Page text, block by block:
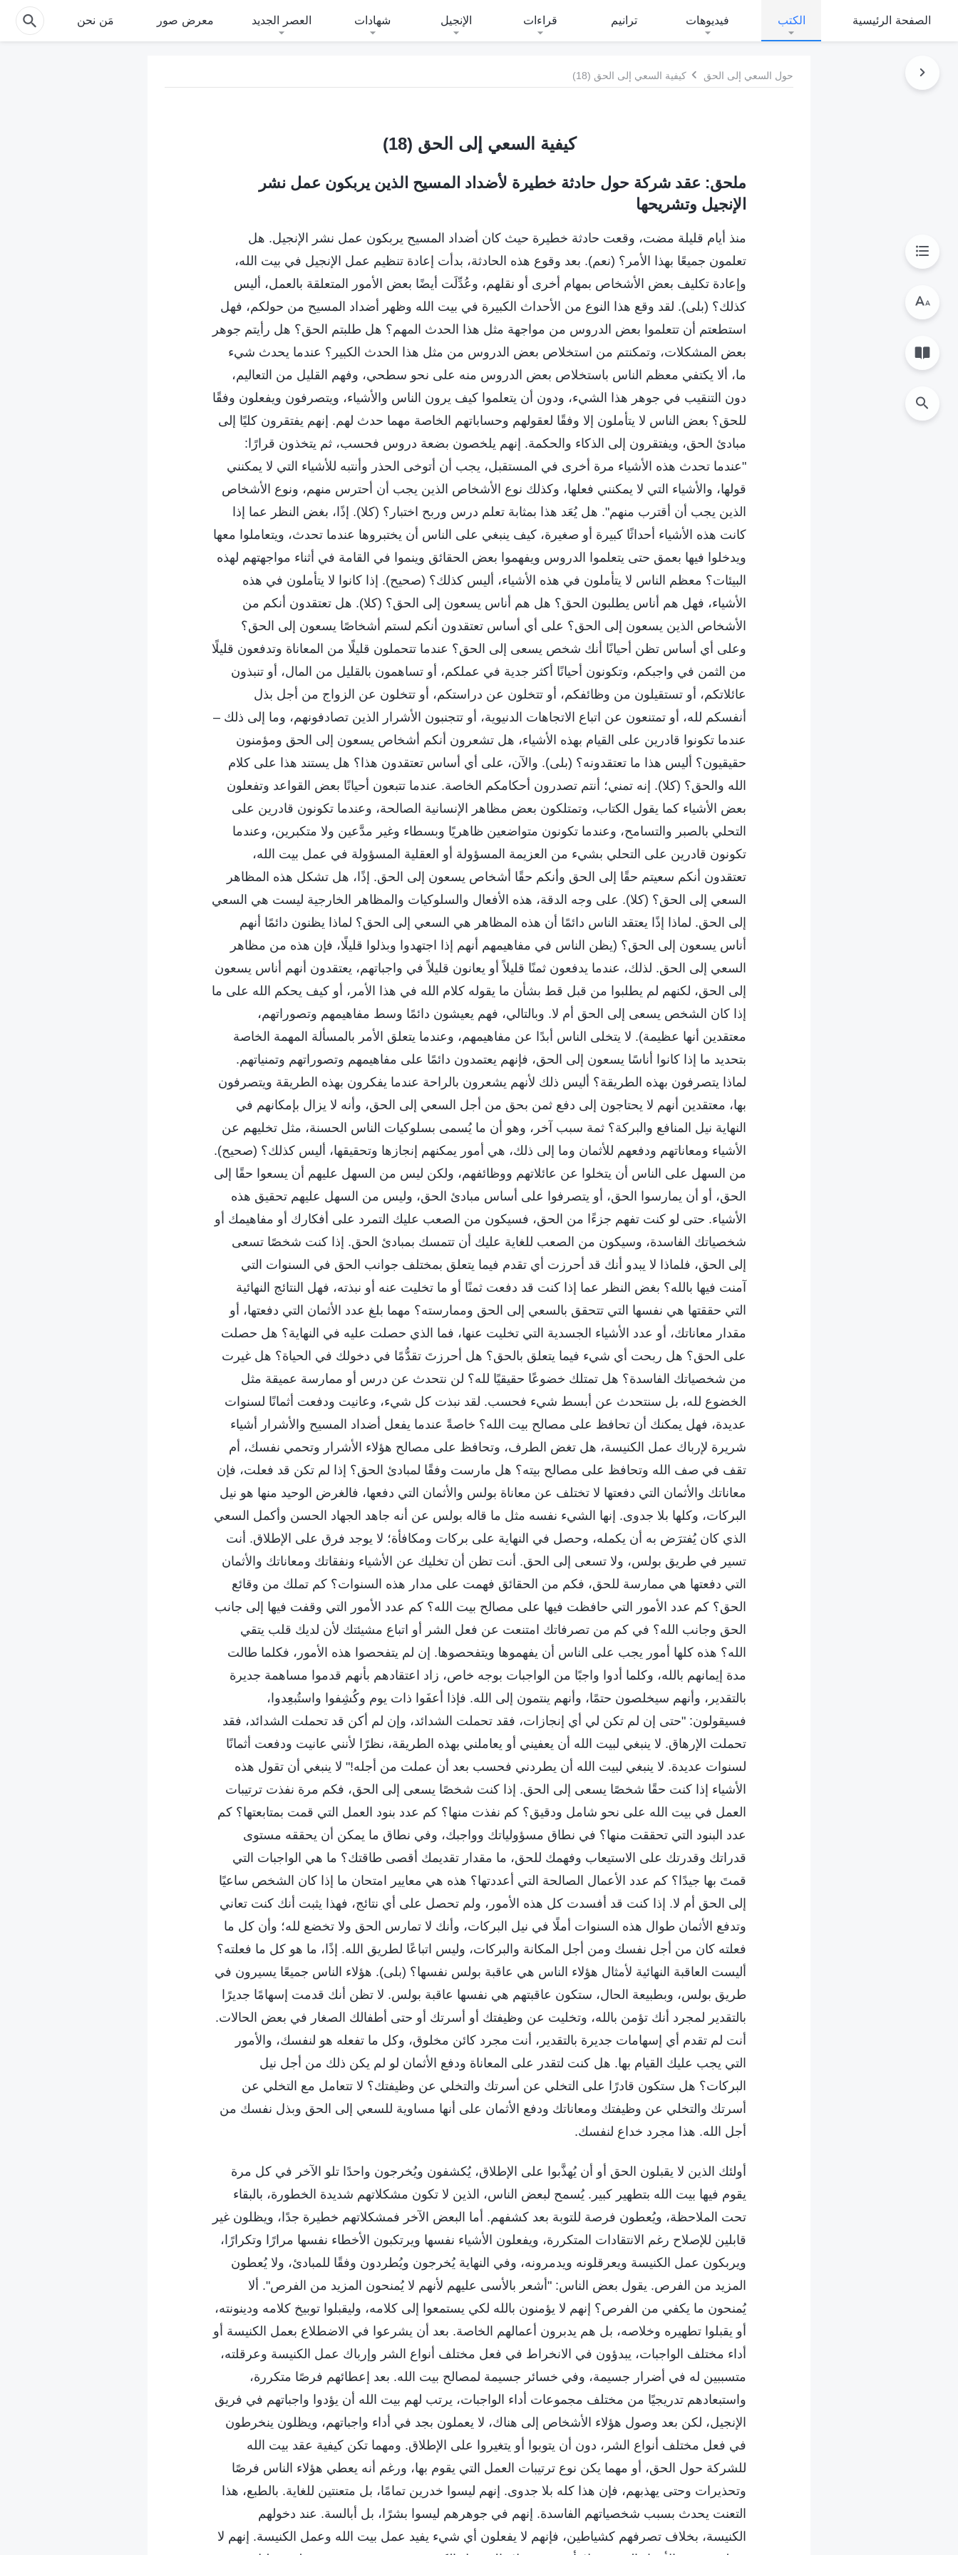
الصفحة الرئيسية الكتب فيديوهات ترانيم قراءات الإنجيل شهادات العصر الجديد معرض صور مَن نحن
حول السعي إلى الحق كيفية السعي إلى الحق (18)
كيفية السعي إلى الحق (18)
ملحق: عقد شركة حول حادثة خطيرة لأضداد المسيح الذين يربكون عمل نشر
الإنجيل وتشريحها
منذ أيام قليلة مضت، وقعت حادثة خطيرة حيث كان أضداد المسيح يربكون عمل نشر الإنجيل. هل
تعلمون جميعًا بهذا الأمر؟ (نعم). بعد وقوع هذه الحادثة، بدأت إعادة تنظيم عمل الإنجيل في بيت الله،
وإعادة تكليف بعض الأشخاص بمهام أخرى أو نقلهم، وعُدِّلَت أيضًا بعض الأمور المتعلقة بالعمل، أليس
كذلك؟ (بلى). لقد وقع هذا النوع من الأحداث الكبيرة في بيت الله وظهر أضداد المسيح من حولكم، فهل
استطعتم أن تتعلموا بعض الدروس من مواجهة مثل هذا الحدث المهم؟ هل طلبتم الحق؟ هل رأيتم جوهر
بعض المشكلات، وتمكنتم من استخلاص بعض الدروس من مثل هذا الحدث الكبير؟ عندما يحدث شيء
ما، ألا يكتفي معظم الناس باستخلاص بعض الدروس منه على نحو سطحي، وفهم القليل من التعاليم،
دون التنقيب في جوهر هذا الشيء، ودون أن يتعلموا كيف يرون الناس والأشياء، ويتصرفون ويفعلون وفقًا
للحق؟ بعض الناس لا يتأملون إلا وفقًا لعقولهم وحساباتهم الخاصة مهما حدث لهم. إنهم يفتقرون كليًا إلى
مبادئ الحق، ويفتقرون إلى الذكاء والحكمة. إنهم يلخصون بضعة دروس فحسب، ثم يتخذون قرارًا:
"عندما تحدث هذه الأشياء مرة أخرى في المستقبل، يجب أن أتوخى الحذر وأنتبه للأشياء التي لا يمكنني
قولها، والأشياء التي لا يمكنني فعلها، وكذلك نوع الأشخاص الذين يجب أن أحترس منهم، ونوع الأشخاص
الذين يجب أن أقترب منهم". هل يُعَد هذا بمثابة تعلم درس وربح اختبار؟ (كلا). إذًا، بغض النظر عما إذا
كانت هذه الأشياء أحداثًا كبيرة أو صغيرة، كيف ينبغي على الناس أن يختبروها عندما تحدث، ويتعاملوا معها
ويدخلوا فيها بعمق حتى يتعلموا الدروس ويفهموا بعض الحقائق وينموا في القامة في أثناء مواجهتهم لهذه
البيئات؟ معظم الناس لا يتأملون في هذه الأشياء، أليس كذلك؟ (صحيح). إذا كانوا لا يتأملون في هذه
الأشياء، فهل هم أناس يطلبون الحق؟ هل هم أناس يسعون إلى الحق؟ (كلا). هل تعتقدون أنكم من
الأشخاص الذين يسعون إلى الحق؟ على أي أساس تعتقدون أنكم لستم أشخاصًا يسعون إلى الحق؟
وعلى أي أساس تظن أحيانًا أنك شخص يسعى إلى الحق؟ عندما تتحملون قليلًا من المعاناة وتدفعون قليلًا
من الثمن في واجبكم، وتكونون أحيانًا أكثر جدية في عملكم، أو تساهمون بالقليل من المال، أو تنبذون
عائلاتكم، أو تستقيلون من وظائفكم، أو تتخلون عن دراستكم، أو تتخلون عن الزواج من أجل بذل
أنفسكم لله، أو تمتنعون عن اتباع الاتجاهات الدنيوية، أو تتجنبون الأشرار الذين تصادفونهم، وما إلى ذلك –
عندما تكونوا قادرين على القيام بهذه الأشياء، هل تشعرون أنكم أشخاص يسعون إلى الحق ومؤمنون
حقيقيون؟ أليس هذا ما تعتقدونه؟ (بلى). والآن، على أي أساس تعتقدون هذا؟ هل يستند هذا على كلام
الله والحق؟ (كلا). إنه تمني؛ أنتم تصدرون أحكامكم الخاصة. عندما تتبعون أحيانًا بعض القواعد وتفعلون
بعض الأشياء كما يقول الكتاب، وتمتلكون بعض مظاهر الإنسانية الصالحة، وعندما تكونون قادرين على
التحلي بالصبر والتسامح، وعندما تكونون متواضعين ظاهريًا وبسطاء وغير مدَّعين ولا متكبرين، وعندما
تكونون قادرين على التحلي بشيء من العزيمة المسؤولة أو العقلية المسؤولة في عمل بيت الله،
تعتقدون أنكم سعيتم حقًا إلى الحق وأنكم حقًا أشخاص يسعون إلى الحق. إذًا، هل تشكل هذه المظاهر
السعي إلى الحق؟ (كلا). على وجه الدقة، هذه الأفعال والسلوكيات والمظاهر الخارجية ليست هي السعي
إلى الحق. لماذا إذًا يعتقد الناس دائمًا أن هذه المظاهر هي السعي إلى الحق؟ لماذا يظنون دائمًا أنهم
أناس يسعون إلى الحق؟ (يظن الناس في مفاهيمهم أنهم إذا اجتهدوا وبذلوا قليلًا، فإن هذه من مظاهر
السعي إلى الحق. لذلك، عندما يدفعون ثمنًا قليلاً أو يعانون قليلاً في واجباتهم، يعتقدون أنهم أناس يسعون
إلى الحق، لكنهم لم يطلبوا من قبل قط بشأن ما يقوله كلام الله في هذا الأمر، أو كيف يحكم الله على ما
إذا كان الشخص يسعى إلى الحق أم لا. وبالتالي، فهم يعيشون دائمًا وسط مفاهيمهم وتصوراتهم،
معتقدين أنها عظيمة). لا يتخلى الناس أبدًا عن مفاهيمهم، وعندما يتعلق الأمر بالمسألة المهمة الخاصة
بتحديد ما إذا كانوا أناسًا يسعون إلى الحق، فإنهم يعتمدون دائمًا على مفاهيمهم وتصوراتهم وتمنياتهم.
لماذا يتصرفون بهذه الطريقة؟ أليس ذلك لأنهم يشعرون بالراحة عندما يفكرون بهذه الطريقة ويتصرفون
بها، معتقدين أنهم لا يحتاجون إلى دفع ثمن بحق من أجل السعي إلى الحق، وأنه لا يزال بإمكانهم في
النهاية نيل المنافع والبركة؟ ثمة سبب آخر، وهو أن ما يُسمى بسلوكيات الناس الحسنة، مثل تخليهم عن
الأشياء ومعاناتهم ودفعهم للأثمان وما إلى ذلك، هي أمور يمكنهم إنجازها وتحقيقها، أليس كذلك؟ (صحيح).
من السهل على الناس أن يتخلوا عن عائلاتهم ووظائفهم، ولكن ليس من السهل عليهم أن يسعوا حقًا إلى
الحق، أو أن يمارسوا الحق، أو يتصرفوا على أساس مبادئ الحق، وليس من السهل عليهم تحقيق هذه
الأشياء. حتى لو كنت تفهم جزءًا من الحق، فسيكون من الصعب عليك التمرد على أفكارك أو مفاهيمك أو
شخصياتك الفاسدة، وسيكون من الصعب للغاية عليك أن تتمسك بمبادئ الحق. إذا كنت شخصًا تسعى
إلى الحق، فلماذا لا يبدو أنك قد أحرزت أي تقدم فيما يتعلق بمختلف جوانب الحق في السنوات التي
آمنت فيها بالله؟ بغض النظر عما إذا كنت قد دفعت ثمنًا أو ما تخليت عنه أو نبذته، فهل النتائج النهائية
التي حققتها هي نفسها التي تتحقق بالسعي إلى الحق وممارسته؟ مهما بلغ عدد الأثمان التي دفعتها، أو
مقدار معاناتك، أو عدد الأشياء الجسدية التي تخليت عنها، فما الذي حصلت عليه في النهاية؟ هل حصلت
على الحق؟ هل ربحت أي شيء فيما يتعلق بالحق؟ هل أحرزتَ تقدُّمًا في دخولك في الحياة؟ هل غيرت
من شخصياتك الفاسدة؟ هل تمتلك خضوعًا حقيقيًا لله؟ لن نتحدث عن درس أو ممارسة عميقة مثل
الخضوع لله، بل سنتحدث عن أبسط شيء فحسب. لقد نبذت كل شيء، وعانيت ودفعت أثمانًا لسنوات
عديدة، فهل يمكنك أن تحافظ على مصالح بيت الله؟ خاصةً عندما يفعل أضداد المسيح والأشرار أشياء
شريرة لإرباك عمل الكنيسة، هل تغض الطرف، وتحافظ على مصالح هؤلاء الأشرار وتحمي نفسك، أم
تقف في صف الله وتحافظ على مصالح بيته؟ هل مارست وفقًا لمبادئ الحق؟ إذا لم تكن قد فعلت، فإن
معاناتك والأثمان التي دفعتها لا تختلف عن معاناة بولس والأثمان التي دفعها، فالغرض الوحيد منها هو نيل
البركات، وكلها بلا جدوى. إنها الشيء نفسه مثل ما قاله بولس عن أنه جاهد الجهاد الحسن وأكمل السعي
الذي كان يُفترَض به أن يكمله، وحصل في النهاية على بركات ومكافأة؛ لا يوجد فرق على الإطلاق. أنت
تسير في طريق بولس، ولا تسعى إلى الحق. أنت تظن أن تخليك عن الأشياء ونفقاتك ومعاناتك والأثمان
التي دفعتها هي ممارسة للحق، فكم من الحقائق فهمت على مدار هذه السنوات؟ كم تملك من وقائع
الحق؟ كم عدد الأمور التي حافظت فيها على مصالح بيت الله؟ كم عدد الأمور التي وقفت فيها إلى جانب
الحق وجانب الله؟ في كم من تصرفاتك امتنعت عن فعل الشر أو اتباع مشيئتك لأن لديك قلب يتقي
الله؟ هذه كلها أمور يجب على الناس أن يفهموها ويتفحصوها. إن لم يتفحصوا هذه الأمور، فكلما طالت
مدة إيمانهم بالله، وكلما أدوا واجبًا من الواجبات بوجه خاص، زاد اعتقادهم بأنهم قدموا مساهمة جديرة
بالتقدير، وأنهم سيخلصون حتمًا، وأنهم ينتمون إلى الله. فإذا أعفَوا ذات يوم وكُشِفوا واستُبعِدوا،
فسيقولون: "حتى إن لم تكن لي أي إنجازات، فقد تحملت الشدائد، وإن لم أكن قد تحملت الشدائد، فقد
تحملت الإرهاق. لا ينبغي لبيت الله أن يعفيني أو يعاملني بهذه الطريقة، نظرًا لأنني عانيت ودفعت أثمانًا
لسنوات عديدة. لا ينبغي لبيت الله أن يطردني فحسب بعد أن عملت من أجله!" لا ينبغي أن تقول هذه
الأشياء إذا كنت حقًا شخصًا يسعى إلى الحق. إذا كنت شخصًا يسعى إلى الحق، فكم مرة نفذت ترتيبات
العمل في بيت الله على نحو شامل ودقيق؟ كم نفذت منها؟ كم عدد بنود العمل التي قمت بمتابعتها؟ كم
عدد البنود التي تحققت منها؟ في نطاق مسؤولياتك وواجبك، وفي نطاق ما يمكن أن يحققه مستوى
قدراتك وقدرتك على الاستيعاب وفهمك للحق، ما مقدار تقديمك أقصى طاقتك؟ ما هي الواجبات التي
قمتَ بها جيدًا؟ كم عدد الأعمال الصالحة التي أعددتها؟ هذه هي معايير امتحان ما إذا كان الشخص ساعيًا
إلى الحق أم لا. إذا كنت قد أفسدت كل هذه الأمور، ولم تحصل على أي نتائج، فهذا يثبت أنك كنت تعاني
وتدفع الأثمان طوال هذه السنوات أملًا في نيل البركات، وأنك لا تمارس الحق ولا تخضع لله؛ وأن كل ما
فعلته كان من أجل نفسك ومن أجل المكانة والبركات، وليس اتباعًا لطريق الله. إذًا، ما هو كل ما فعلته؟
أليست العاقبة النهائية لأمثال هؤلاء الناس هي عاقبة بولس نفسها؟ (بلى). هؤلاء الناس جميعًا يسيرون في
طريق بولس، وبطبيعة الحال، ستكون عاقبتهم هي نفسها عاقبة بولس. لا تظن أنك قدمت إسهامًا جديرًا
بالتقدير لمجرد أنك تؤمن بالله، وتخليت عن وظيفتك أو أسرتك أو حتى أطفالك الصغار في بعض الحالات.
أنت لم تقدم أي إسهامات جديرة بالتقدير، أنت مجرد كائن مخلوق، وكل ما تفعله هو لنفسك، والأمور
التي يجب عليك القيام بها. هل كنت لتقدر على المعاناة ودفع الأثمان لو لم يكن ذلك من أجل نيل
البركات؟ هل ستكون قادرًا على التخلي عن أسرتك والتخلي عن وظيفتك؟ لا تتعامل مع التخلي عن
أسرتك والتخلي عن وظيفتك ومعاناتك ودفع الأثمان على أنها مساوية للسعي إلى الحق وبذل نفسك من
أجل الله. هذا مجرد خداع لنفسك.
أولئك الذين لا يقبلون الحق أو أن يُهذَّبوا على الإطلاق، يُكشفون ويُخرجون واحدًا تلو الآخر في كل مرة
يقوم فيها بيت الله بتطهير كبير. يُسمح لبعض الناس، الذين لا تكون مشكلاتهم شديدة الخطورة، بالبقاء
تحت الملاحظة، ويُعطون فرصة للتوبة بعد كشفهم. أما البعض الآخر فمشكلاتهم خطيرة جدًا، ويظلون غير
قابلين للإصلاح رغم الانتقادات المتكررة، ويفعلون الأشياء نفسها ويرتكبون الأخطاء نفسها مرارًا وتكرارًا،
ويربكون عمل الكنيسة ويعرقلونه ويدمرونه، وفي النهاية يُخرجون ويُطردون وفقًا للمبادئ، ولا يُعطون
المزيد من الفرص. يقول بعض الناس: "أشعر بالأسى عليهم لأنهم لا يُمنحون المزيد من الفرص". ألا
يُمنحون ما يكفي من الفرص؟ إنهم لا يؤمنون بالله لكي يستمعوا إلى كلامه، وليقبلوا توبيخ كلامه ودينونته،
أو يقبلوا تطهيره وخلاصه، بل هم يدبرون أعمالهم الخاصة. بعد أن يشرعوا في الاضطلاع بعمل الكنيسة أو
أداء مختلف الواجبات، يبدؤون في الانخراط في فعل مختلف أنواع الشر وإرباك عمل الكنيسة وعرقلته،
متسببين له في أضرار جسيمة، وفي خسائر جسيمة لمصالح بيت الله. بعد إعطائهم فرصًا متكررة،
واستبعادهم تدريجيًا من مختلف مجموعات أداء الواجبات، يرتب لهم بيت الله أن يؤدوا واجباتهم في فريق
الإنجيل، لكن بعد وصول هؤلاء الأشخاص إلى هناك، لا يعملون بجد في أداء واجباتهم، ويظلون ينخرطون
في فعل مختلف أنواع الشر، دون أن يتوبوا أو يتغيروا على الإطلاق. ومهما تكن كيفية عقد بيت الله
للشركة حول الحق، أو مهما يكن نوع ترتيبات العمل التي يقوم بها، ورغم أنه يعطي هؤلاء الناس فرصًا
وتحذيرات وحتى يهذبهم، فإن هذا كله بلا جدوى. إنهم ليسوا خدرين تمامًا، بل متعنتين للغاية. بالطبع، هذا
التعنت يحدث بسبب شخصياتهم الفاسدة. إنهم في جوهرهم ليسوا بشرًا، بل أبالسة. عند دخولهم
الكنيسة، بخلاف تصرفهم كشياطين، فإنهم لا يفعلون أي شيء يفيد عمل بيت الله وعمل الكنيسة. إنهم لا